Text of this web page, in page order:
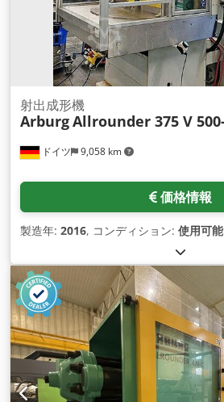
ドイツ 9,058 km
射出成形機
ArburgAllrounder 375 V
価格情報
製造年: 2016, コンディション: 使用可能